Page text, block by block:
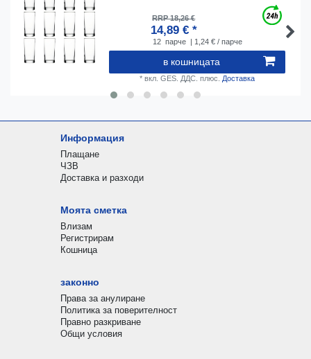
RRP 18,26 €
14,89 € *
12 парче | 1,24 € / парче
в кошницата
* вкл. GES. ДДС. плюс. Доставка
Информация
Плащане
ЧЗВ
Доставка и разходи
Моята сметка
Влизам
Регистрирам
Кошница
законно
Права за анулиране
Политика за поверителност
Правно разкриване
Общи условия